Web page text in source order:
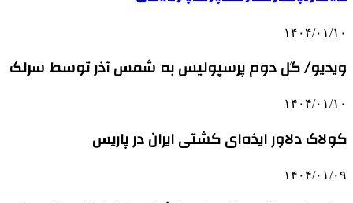
۱۴۰۴/۰۱/۱۰
ویدیو/ گل دوم پرسپولیس به شمس آذر توسط سرلک
۱۴۰۴/۰۱/۱۰
کولاک دلاور ایذه‌ای کشتی ایران در پاریس
۱۴۰۴/۰۱/۰۹